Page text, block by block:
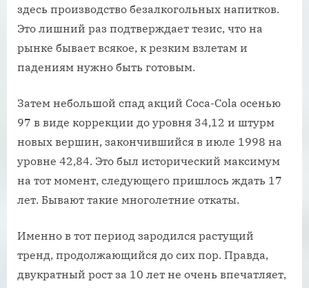
здесь производство безалкогольных напитков.
Это лишний раз подтверждает тезис, что на
рынке бывает всякое, к резким взлетам и
падениям нужно быть готовым.
Затем небольшой спад акций Coca-Cola осенью
97 в виде коррекции до уровня 34,12 и штурм
новых вершин, закончившийся в июле 1998 на
уровне 42,84. Это был исторический максимум
на тот момент, следующего пришлось ждать 17
лет. Бывают такие многолетние откаты.
Именно в тот период зародился растущий
тренд, продолжающийся до сих пор. Правда,
двукратный рост за 10 лет не очень впечатляет,